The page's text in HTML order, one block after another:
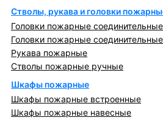
Стволы, рукава и головки
Головки пожарные
Головки пожарные
Рукава пожарные
Стволы пожарные ручные
Шкафы пожарные
Шкафы пожарные встроенные
Шкафы пожарные навесные